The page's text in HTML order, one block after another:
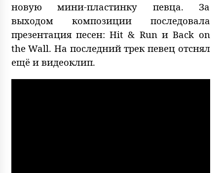
новую мини-пластинку певца. За
выходом композиции последовала
презентация песен: Hit & Run и Back on
the Wall. На последний трек певец отснял
ещё и видеоклип.